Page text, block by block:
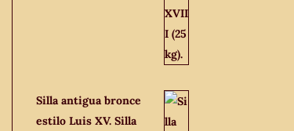
Silla antigua bronce
estilo Luis XV. Silla